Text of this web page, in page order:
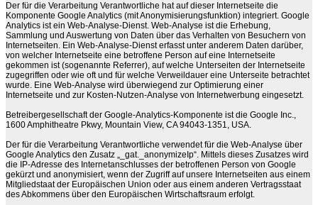
Der für die Verarbeitung Verantwortliche hat auf dieser Internetseite die
Komponente Google Analytics (mit Anonymisierungsfunktion) integriert. Google
Analytics ist ein Web-Analyse-Dienst. Web-Analyse ist die Erhebung,
Sammlung und Auswertung von Daten über das Verhalten von Besuchern von
Internetseiten. Ein Web-Analyse-Dienst erfasst unter anderem Daten darüber,
von welcher Internetseite eine betroffene Person auf eine Internetseite
gekommen ist (sogenannte Referrer), auf welche Unterseiten der Internetseite
zugegriffen oder wie oft und für welche Verweildauer eine Unterseite betrachtet
wurde. Eine Web-Analyse wird überwiegend zur Optimierung einer
Internetseite und zur Kosten-Nutzen-Analyse von Internetwerbung eingesetzt.
Betreibergesellschaft der Google-Analytics-Komponente ist die Google Inc.,
1600 Amphitheatre Pkwy, Mountain View, CA 94043-1351, USA.
Der für die Verarbeitung Verantwortliche verwendet für die Web-Analyse über
Google Analytics den Zusatz „_gat._anonymizeIp“. Mittels dieses Zusatzes wird
die IP-Adresse des Internetanschlusses der betroffenen Person von Google
gekürzt und anonymisiert, wenn der Zugriff auf unsere Internetseiten aus einem
Mitgliedstaat der Europäischen Union oder aus einem anderen Vertragsstaat
des Abkommens über den Europäischen Wirtschaftsraum erfolgt.